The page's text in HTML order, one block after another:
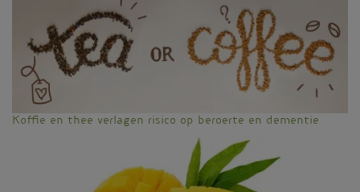
Koffie en thee verlagen risico op beroerte en dementie